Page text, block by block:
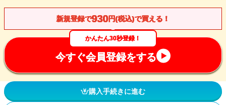
新規登録で930円(税込)で買える！
かんたん30秒登録！
今すぐ会員登録をする
購入手続きに進む